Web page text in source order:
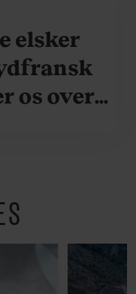
elsker
os over,